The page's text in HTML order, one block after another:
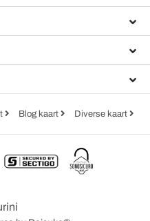
Blog kaart Diverse kaart